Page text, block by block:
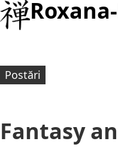
Postări
Fantasy